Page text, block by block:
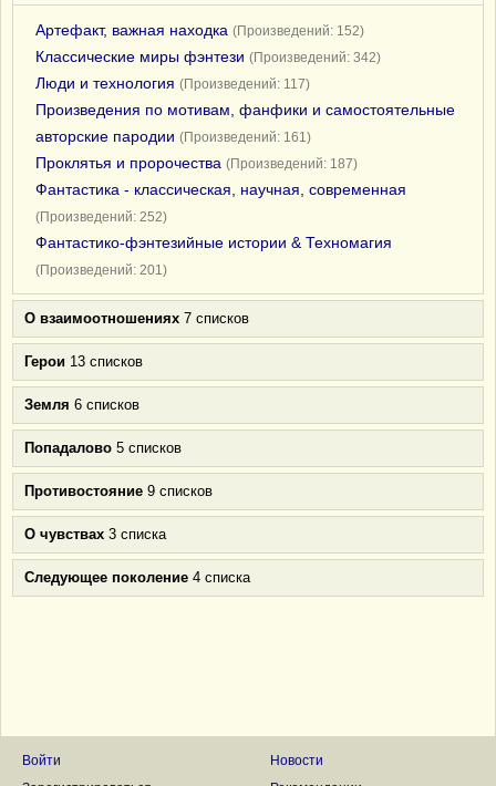
Артефакт, важная находка (Произведений: 152)
Классические миры фэнтези (Произведений: 342)
Люди и технология (Произведений: 117)
Произведения по мотивам, фанфики и самостоятельные
авторские пародии (Произведений: 161)
Проклятья и пророчества (Произведений: 187)
Фантастика - классическая, научная, современная
(Произведений: 252)
Фантастико-фэнтезийные истории & Техномагия
(Произведений: 201)
О взаимоотношениях 7 списков
Герои 13 списков
Земля 6 списков
Попадалово 5 списков
Противостояние 9 списков
О чувствах 3 списка
Следующее поколение 4 списка
Войти
Новости